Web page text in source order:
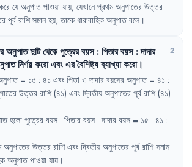
যে অনুপাত পাওয়া যায়, যেখানে প্রথম অনুপাতের উত্তর
পূর্ব রাশি সমান হয়, তাকে ধারাবাহিক অনুপাত বলে ।
অনুপাতদুটিথেকেপুত্রেরবয়স :পিতারবয়স :দাদার
নির্ণয়করোএবংএরবৈশিষ্ট্যব্যাখ্যাকরো।
2
= ১৫ : ৪১ এবং পিতা ও দাদার বয়সের অনুপাত = ৪১ :
উত্তর রাশি (৪১) এবং দ্বিতীয় অনুপাতের পূর্ব রাশি (৪১)
হলো পুত্রের বয়স : পিতার বয়স : দাদার বয়স = ১৫ : ৪১ :
অনুপাতের উত্তর রাশি এবং দ্বিতীয় অনুপাতের পূর্ব রাশি সমান
অনুপাত পাওয়া যায় ।